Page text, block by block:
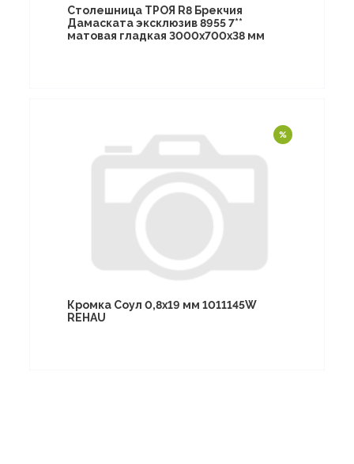
Столешница ТРОЯ R8 Брекчия
Дамаската эксклюзив 8955 7**
матовая гладкая 3000х700х38 мм
Кромка Соул 0,8х19 мм 1011145W
REHAU